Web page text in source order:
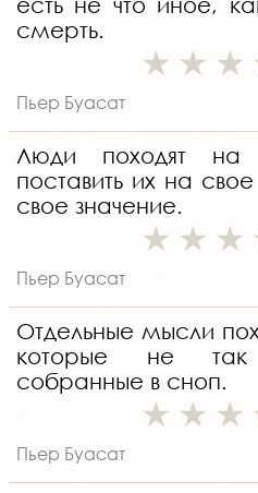
есть не что иное,
смерть.
Пьер Буасат
Люди походят
поставить их на
свое значение.
Пьер Буасат
Отдельные мысли
которые не
собранные в сноп.
Пьер Буасат